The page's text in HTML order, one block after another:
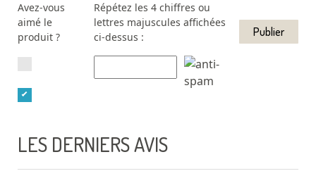
Avez-vous
aimé le
produit ?
Répétez les 4 chiffres ou
lettres majuscules affichées
ci-dessus :
LES DERNIERS AVIS